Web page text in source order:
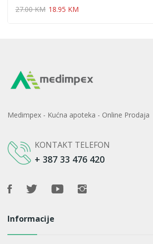
27.00 KM 18.95 KM
Medimpex - Kućna apoteka - Online Prodaja
KONTAKT TELEFON
+ 387 33 476 420
Informacije